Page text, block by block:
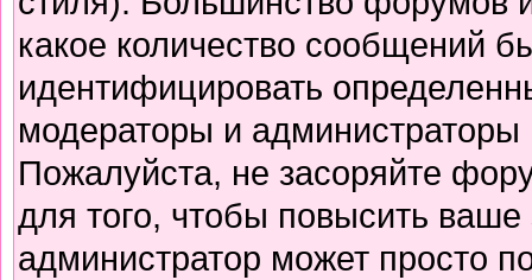
какое количество сообщений
идентифицировать
модераторы и
Пожалуйста, не засоряйте
для того, чтобы повысить
администратор может просто